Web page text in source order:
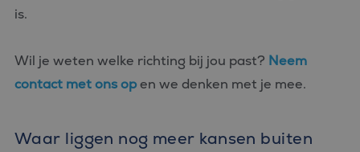
is.
Wil je weten welke richting bij jou past? Neem
contact met ons open we denken met je mee.
Waar liggen nog meer kansen buiten